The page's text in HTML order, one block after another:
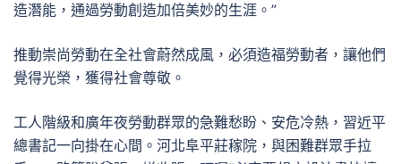
造潛能，通過勞動創造加倍美妙的生涯。”
推動崇尚勞動在全社會蔚然成風，必須造福勞動者，讓他們
覺得光榮，獲得社會尊敬。
工人階級和廣年夜勞動群眾的急難愁盼、安危冷熱，習近平
總書記一向掛在心間。河北阜平莊稼院，與困難群眾手拉